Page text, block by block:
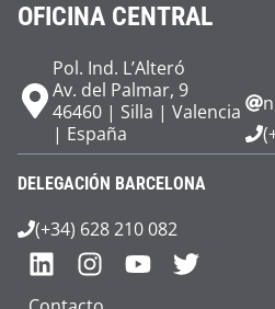
OFICINA CENTRAL
Pol. Ind. L’Alteró
Av. del Palmar, 9
46460 | Silla | Valencia
| España
DELEGACIÓN BARCELONA
(+34) 628 210 082